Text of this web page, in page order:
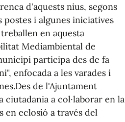
d'aquests nius, segons
postes i algunes iniciatives
en aquesta
Mediambiental de
participa des de fa
enfocada a les varades i
de l'Ajuntament
a col·laborar en la
en eclosió a través del